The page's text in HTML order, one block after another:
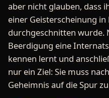
aber nicht glauben, dass
einer Geisterscheinung
durchgeschnitten wurde.
Beerdigung eine
kennen lernt und
nur ein Ziel: Sie muss
Geheimnis auf die Spur